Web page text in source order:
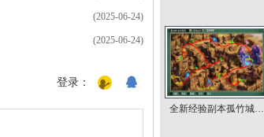
(2025-06-24)
(2025-06-24)
登录：
全新经验副本孤竹城…